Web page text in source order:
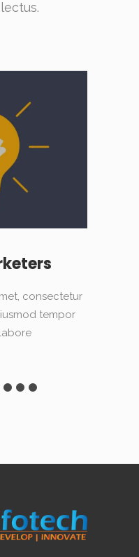
consectetur
tempor